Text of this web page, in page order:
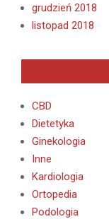
grudzień 2018
listopad 2018
CBD
Dietetyka
Ginekologia
Inne
Kardiologia
Ortopedia
Podologia